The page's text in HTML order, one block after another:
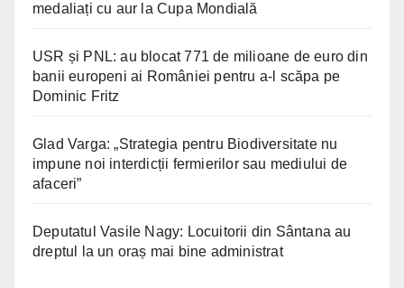
medaliați cu aur la Cupa Mondială
USR și PNL: au blocat 771 de milioane de euro din
banii europeni ai României pentru a-l scăpa pe
Dominic Fritz
Glad Varga: „Strategia pentru Biodiversitate nu
impune noi interdicții fermierilor sau mediului de
afaceri”
Deputatul Vasile Nagy: Locuitorii din Sântana au
dreptul la un oraș mai bine administrat